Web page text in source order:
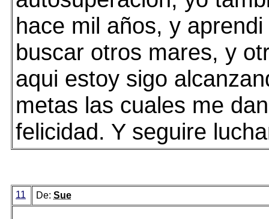
hace mil años, y
buscar otros mares, y
aqui estoy sigo
metas las cuales me
felicidad. Y seguire
11 De: Sue